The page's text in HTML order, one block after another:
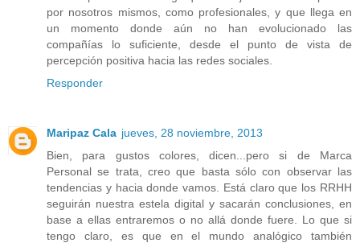
por nosotros mismos, como profesionales, y que llega en
un momento donde aún no han evolucionado las
compañías lo suficiente, desde el punto de vista de
percepción positiva hacia las redes sociales.
Responder
Maripaz Cala jueves, 28 noviembre, 2013
Bien, para gustos colores, dicen...pero si de Marca
Personal se trata, creo que basta sólo con observar las
tendencias y hacia donde vamos. Está claro que los RRHH
seguirán nuestra estela digital y sacarán conclusiones, en
base a ellas entraremos o no allá donde fuere. Lo que si
tengo claro, es que en el mundo analógico también